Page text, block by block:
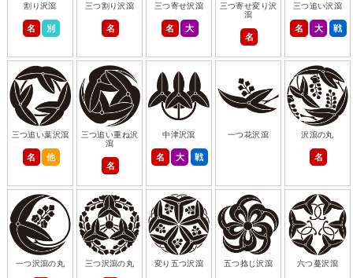
割り沢瀉
名 別
三つ割り沢瀉
名
三つ寄せ沢瀉
名 大
三つ寄せ変り沢
瀉
名
三つ追い沢瀉
名 大 戦
三つ追い葉沢瀉
名 他
三つ追い重ね沢
瀉
名
中津沢瀉
名 大 戦
一つ花沢瀉 沢瀉の丸
名
一つ沢瀉の丸 三つ沢瀉の丸 変り五つ沢瀉 五つ捻じ沢瀉 六つ蔓沢瀉